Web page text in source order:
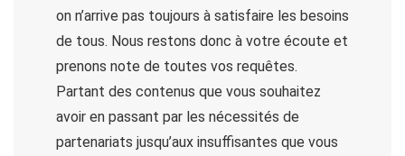
on n’arrive pas toujours à satisfaire les besoins
de tous. Nous restons donc à votre écoute et
prenons note de toutes vos requêtes.
Partant des contenus que vous souhaitez
avoir en passant par les nécessités de
partenariats jusqu’aux insuffisantes que vous